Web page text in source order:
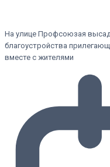
На улице Профсоюзая
благоустройства
вместе с жителями